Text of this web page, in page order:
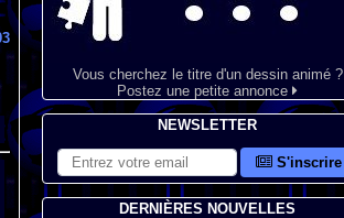
Vous cherchez le titre d'un dessin animé ?
Postez une petite annonce
NEWSLETTER
S'inscrire
DERNIÈRES NOUVELLES